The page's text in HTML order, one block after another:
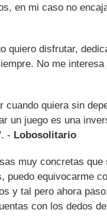
en mi caso no
quiero disfrutar,
No me
cuando quiera sin
un juego es una
- Lobosolitario
muy concretas
puedo equivocarme
y tal pero ahora
con los dedos